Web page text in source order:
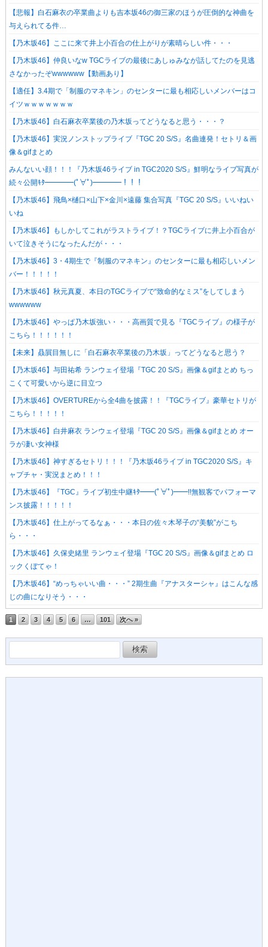
【悲報】白石麻衣の卒業曲よりも吉本坂46の御三家のほうが圧倒的な神曲を
与えられてる件…
【乃木坂46】ここに来て井上小百合の仕上がりが素晴らしい件・・・
【乃木坂46】仲良いなw TGCライブの最後にあしゅみなが話してたのを見逃
さなかったぞwwwwww【動画あり】
【適任】3.4期で「制服のマネキン」のセンターに最も相応しいメンバーはコ
イツｗｗｗｗｗｗｗ
【乃木坂46】白石麻衣卒業後の乃木坂ってどうなると思う・・・？
【乃木坂46】実況ノンストップライブ『TGC 20 S/S』名曲連発！セトリ＆画
像＆gifまとめ
みんないい顔！！！『乃木坂46ライブ in TGC2020 S/S』鮮明なライブ写真が
続々公開ｷﾀ━━━━(ﾟ∀ﾟ)━━━━！！！
【乃木坂46】飛鳥×樋口×山下×金川×遠藤 集合写真『TGC 20 S/S』いいねい
いね
【乃木坂46】もしかしてこれがラストライブ！？TGCライブに井上小百合が
いて泣きそうになったんだが・・・
【乃木坂46】3・4期生で『制服のマネキン』のセンターに最も相応しいメン
バー！！！！！
【乃木坂46】秋元真夏、本日のTGCライブで“致命的なミス”をしてしまう
wwwwww
【乃木坂46】やっぱ乃木坂強い・・・高画質で見る『TGCライブ』の様子が
こちら！！！！！！
【未来】贔屓目無しに「白石麻衣卒業後の乃木坂」ってどうなると思う？
【乃木坂46】与田祐希 ランウェイ登場『TGC 20 S/S』画像＆gifまとめ ちっ
こくて可愛いから逆に目立つ
【乃木坂46】OVERTUREから全4曲を披露！！『TGCライブ』豪華セトリが
こちら！！！！！
【乃木坂46】白井麻衣 ランウェイ登場『TGC 20 S/S』画像＆gifまとめ オー
ラが凄い女神様
【乃木坂46】神すぎるセトリ！！！『乃木坂46ライブ in TGC2020 S/S』キ
ャプチャ・実況まとめ！！！
【乃木坂46】『TGC』ライブ初生中継ｷﾀ━━(ﾟ∀ﾟ)━━!!無観客でパフォーマ
ンス披露！！！！！
【乃木坂46】仕上がってるなぁ・・・本日の佐々木琴子の“美貌”がこち
ら・・・
【乃木坂46】久保史緒里 ランウェイ登場『TGC 20 S/S』画像＆gifまとめ ロ
ックくぼてゃ！
【乃木坂46】“めっちゃいい曲・・・” 2期生曲『アナスターシャ』はこんな感
じの曲になりそう・・・
1 2 3 4 5 6 … 101 次へ »
索: